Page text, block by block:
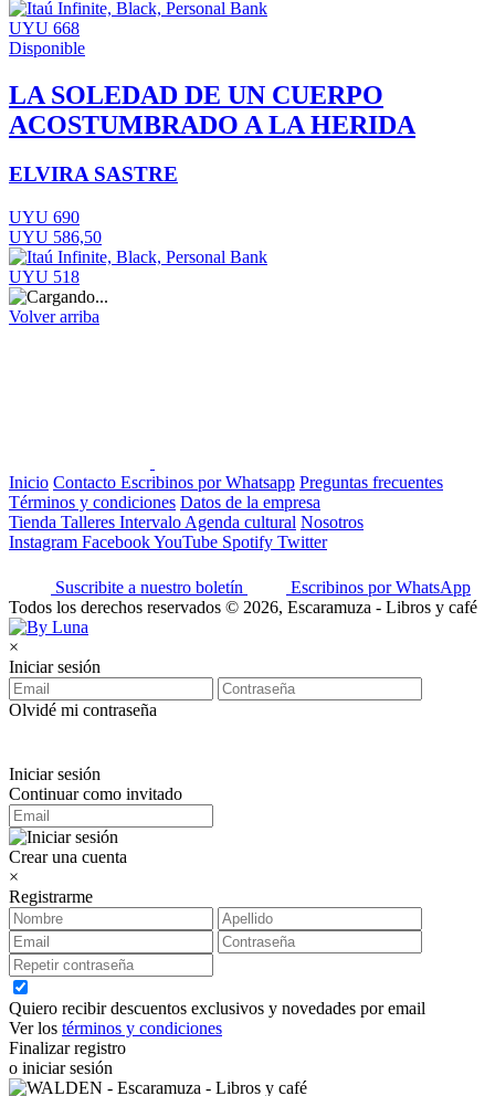
UYU 668
Disponible
LA SOLEDAD DE UN CUERPO
ACOSTUMBRADO A LA HERIDA
ELVIRA SASTRE
UYU 690
UYU 586,50
UYU 518
Volver arriba
Inicio Contacto Escribinos por Whatsapp Preguntas frecuentes
Términos y condiciones Datos de la empresa
Tienda Talleres Intervalo Agenda cultural Nosotros
Instagram FacebookYouTube Spotify Twitter
Suscribite a nuestro boletín
Escribinos por WhatsApp
Todos los derechos reservados © 2026, Escaramuza - Libros y café
×
Iniciar sesión
Olvidé mi contraseña
Iniciar sesión
Continuar como invitado
Crear una cuenta
×
Registrarme
Quiero recibir descuentos exclusivos y novedades por email
Ver los términos y condiciones
Finalizar registro
o iniciar sesión